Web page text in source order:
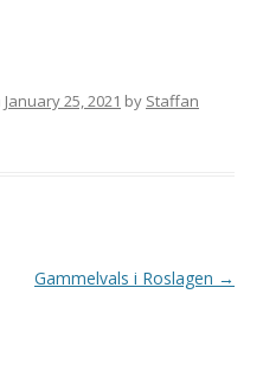
January 25, 2021 by Staffan
Gammelvals i Roslagen →